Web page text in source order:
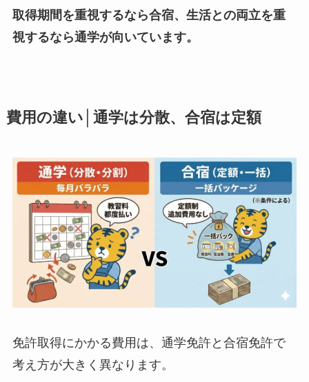
取得期間を重視するなら合宿、生活との両立を重
視するなら通学が向いています。
費用の違い│通学は分散、合宿は定額
免許取得にかかる費用は、通学免許と合宿免許で
考え方が大きく異なります。